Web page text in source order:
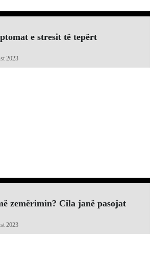
e stresit të tepërt
2023
zemërimin? Cila janë pasojat
2023